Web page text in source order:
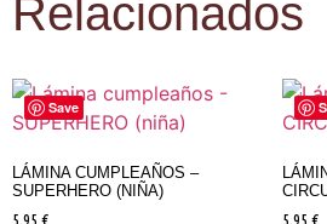
Relacionados
Save
LÁMINA CUMPLEAÑOS –
SUPERHERO (NIÑA)